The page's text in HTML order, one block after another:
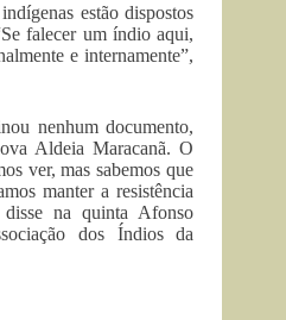
estão dispostos
falecer um índio aqui,
e internamente”,
nenhum documento,
Aldeia Maracanã. O
ver, mas sabemos que
manter a resistência
disse na quinta Afonso
dos Índios da